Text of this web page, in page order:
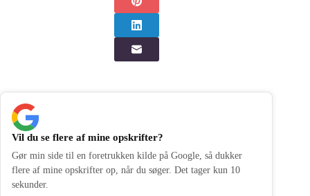
Vil du se flere af mine opskrifter?
Gør min side til en foretrukken kilde på Google, så dukker
flere af mine opskrifter op, når du søger. Det tager kun 10
sekunder.